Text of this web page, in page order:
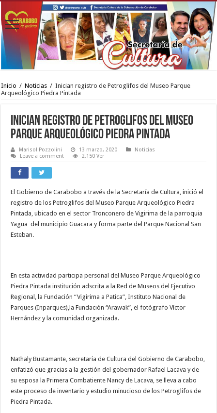
Inicio / Noticias / Inician registro de Petroglifos del Museo Parque
Arqueológico Piedra Pintada
Inician registro de Petroglifos del Museo
Parque Arqueológico Piedra Pintada
Marisol Pozzolini 13 marzo, 2020
Noticias
Leave a comment
2,150 Ver
El Gobierno de Carabobo a través de la Secretaría de Cultura, inició el
registro de los Petroglifos del Museo Parque Arqueológico Piedra
Pintada, ubicado en el sector Tronconero de Vigirima de la parroquia
Yagua del municipio Guacara y forma parte del Parque Nacional San
Esteban.
En esta actividad participa personal del Museo Parque Arqueológico
Piedra Pintada institución adscrita a la Red de Museos del Ejecutivo
Regional, la Fundación “Vigirima a Patica”, Instituto Nacional de
Parques (Inparques),la Fundación “Arawak”, el fotógrafo Víctor
Hernández y la comunidad organizada.
Nathaly Bustamante, secretaria de Cultura del Gobierno de Carabobo,
enfatizó que gracias a la gestión del gobernador Rafael Lacava y de
su esposa la Primera Combatiente Nancy de Lacava, se lleva a cabo
este proceso de inventario y estudio minucioso de los Petroglifos de
Piedra Pintada.